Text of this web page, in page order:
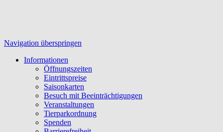
Navigation überspringen
Informationen
Öffnungszeiten
Eintrittspreise
Saisonkarten
Besuch mit Beeinträchtigungen
Veranstaltungen
Tierparkordnung
Spenden